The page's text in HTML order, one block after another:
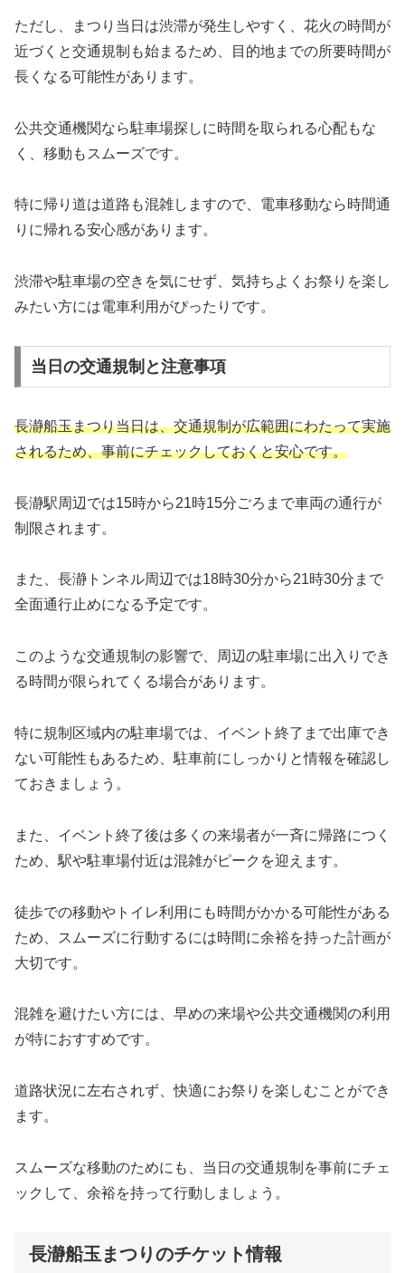
ただし、まつり当日は渋滞が発生しやすく、花火の時間が
近づくと交通規制も始まるため、目的地までの所要時間が
長くなる可能性があります。
公共交通機関なら駐車場探しに時間を取られる心配もな
く、移動もスムーズです。
特に帰り道は道路も混雑しますので、電車移動なら時間通
りに帰れる安心感があります。
渋滞や駐車場の空きを気にせず、気持ちよくお祭りを楽し
みたい方には電車利用がぴったりです。
当日の交通規制と注意事項
長瀞船玉まつり当日は、交通規制が広範囲にわたって実施
されるため、事前にチェックしておくと安心です。
長瀞駅周辺では15時から21時15分ごろまで車両の通行が
制限されます。
また、長瀞トンネル周辺では18時30分から21時30分まで
全面通行止めになる予定です。
このような交通規制の影響で、周辺の駐車場に出入りでき
る時間が限られてくる場合があります。
特に規制区域内の駐車場では、イベント終了まで出庫でき
ない可能性もあるため、駐車前にしっかりと情報を確認し
ておきましょう。
また、イベント終了後は多くの来場者が一斉に帰路につく
ため、駅や駐車場付近は混雑がピークを迎えます。
徒歩での移動やトイレ利用にも時間がかかる可能性がある
ため、スムーズに行動するには時間に余裕を持った計画が
大切です。
混雑を避けたい方には、早めの来場や公共交通機関の利用
が特におすすめです。
道路状況に左右されず、快適にお祭りを楽しむことができ
ます。
スムーズな移動のためにも、当日の交通規制を事前にチェ
ックして、余裕を持って行動しましょう。
長瀞船玉まつりのチケット情報